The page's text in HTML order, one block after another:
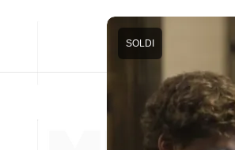
SOLDI